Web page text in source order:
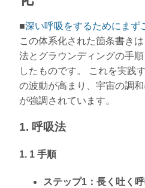
■深い呼吸をするためにまず
この体系化された箇条書き
法とグラウンディングの手
したものです。 これを実践
の波動が高まり、宇宙の調
が強調されています。
1. 呼吸法
1. 1 手順
ステップ1：長く吐く